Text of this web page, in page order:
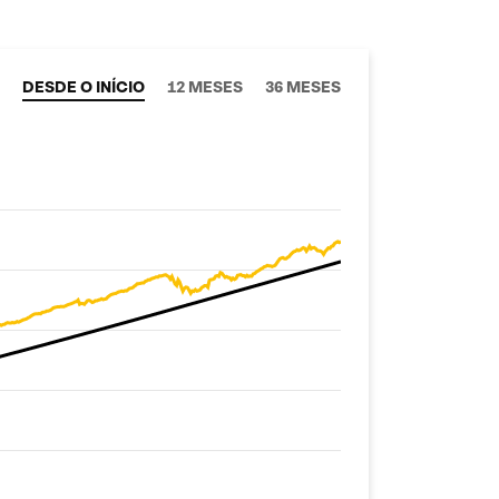
DESDE O INÍCIO 12 MESES 36 MESES